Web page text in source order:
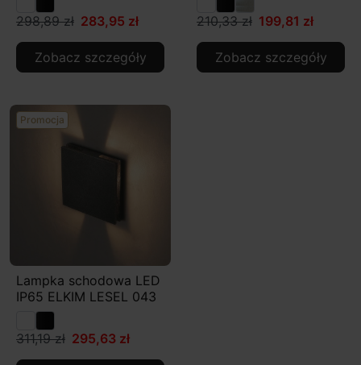
298,89 zł 283,95 zł
Zobacz szczegóły
210,33 zł 199,81 zł
Zobacz szczegóły
Promocja
Lampka schodowa LED
IP65 ELKIM LESEL 043
311,19 zł 295,63 zł